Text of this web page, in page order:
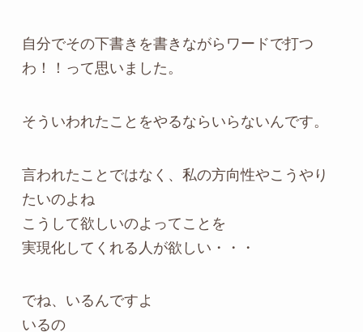
自分でその下書きを書きながらワードで打つ
わ！！って思いました。
そういわれたことをやるならいらないんです。
言われたことではなく、私の方向性やこうやり
たいのよね
こうして欲しいのよってことを
実現化してくれる人が欲しい・・・
でね、いるんですよ
いるの